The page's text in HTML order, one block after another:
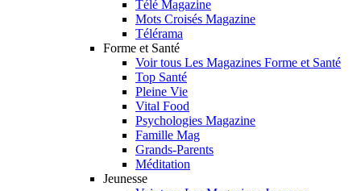
Télé Magazine
Mots Croisés Magazine
Télérama
Forme et Santé
Voir tous Les Magazines Forme et Santé
Top Santé
Pleine Vie
Vital Food
Psychologies Magazine
Famille Mag
Grands-Parents
Méditation
Jeunesse